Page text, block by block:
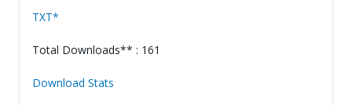
TXT*
Total Downloads** : 161
Download Stats